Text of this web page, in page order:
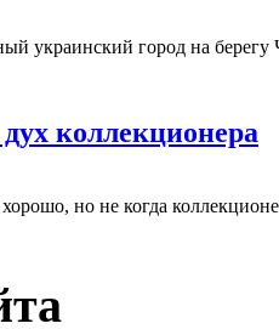
украинский город на
коллекционера
но не когда